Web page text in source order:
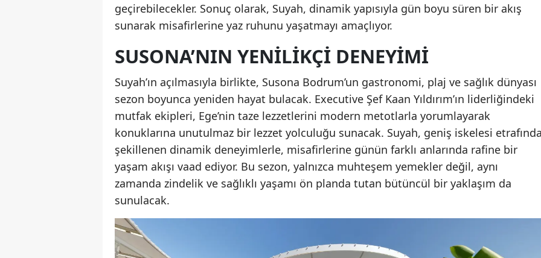
geçirebilecekler. Sonuç olarak, Suyah, dinamik yapısıyla gün boyu süren bir akış
sunarak misafirlerine yaz ruhunu yaşatmayı amaçlıyor.
SUSONA’NIN YENILIKÇI DENEYIMI
Suyah’ın açılmasıyla birlikte, Susona Bodrum’un gastronomi, plaj ve sağlık dünyası
sezon boyunca yeniden hayat bulacak. Executive Şef Kaan Yıldırım’ın liderliğindeki
mutfak ekipleri, Ege’nin taze lezzetlerini modern metotlarla yorumlayarak
konuklarına unutulmaz bir lezzet yolculuğu sunacak. Suyah, geniş iskelesi
şekillenen dinamik deneyimlerle, misafirlerine günün farklı anlarında rafine bir
yaşam akışı vaad ediyor. Bu sezon, yalnızca muhteşem yemekler değil, aynı
zamanda zindelik ve sağlıklı yaşamı ön planda tutan bütüncül bir yaklaşım da
sunulacak.